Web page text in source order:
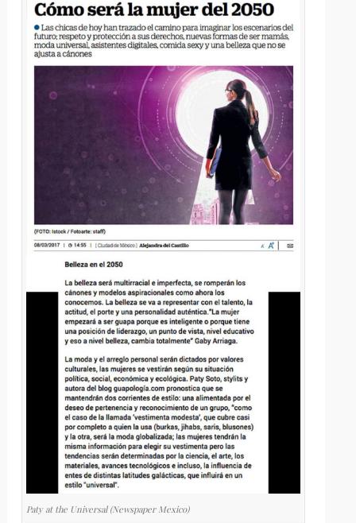
Paty at the Universal (Newspaper Mexico)